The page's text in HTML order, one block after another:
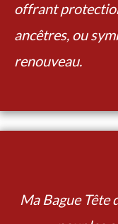
offrant
ancêtres, ou
renouveau.
Ma Bague